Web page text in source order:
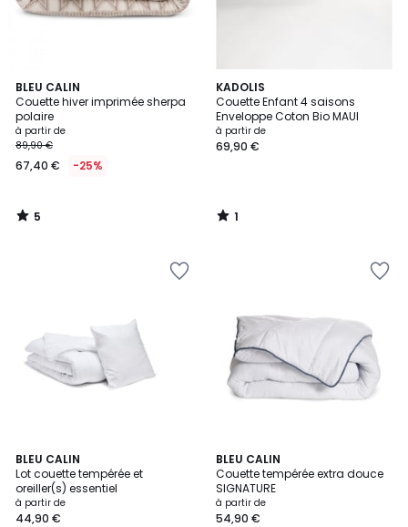
BLEU CALIN
Couette hiver imprimée sherpa
polaire
à partir de
89,90 €
67,40 € -25%
5
/
5
5
/
KADOLIS
Couette Enfant 4 saisons
Enveloppe Coton Bio MAUI
à partir de
69,90 €
1
/
5
1
/
BLEU CALIN
Lot couette tempérée et
oreiller(s) essentiel
à partir de
44,90 €
BLEU CALIN
Couette tempérée extra douce
SIGNATURE
à partir de
54,90 €
5
/
5